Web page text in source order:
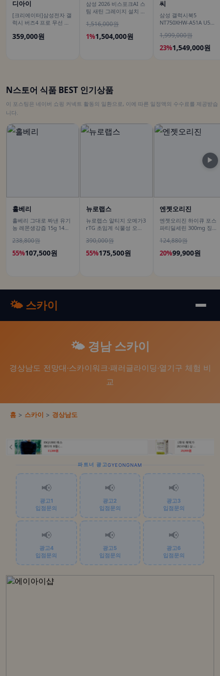
디아이
[크리에이터]삼성전자 갤
럭시 버즈4 프로 무선 블
R640N
359,000원
삼성 2026 비스포크AI 스
팀 새틴 그레이지 설치 보
1,516,000원
1%1,504,000원
씨
삼성 갤럭시북5
NT750XHW-A51A U5
용 학생용 노트북
1,999,000원
23%1,549,000원
N스토어 식품 BEST 인기상품
이 포스팅은 네이버 쇼핑 커넥트 활동의 일환으로, 이에 따른 일정액의 수수료를 제공받습
니다.
홀베리
홀베리 그대로 짜낸 유기
농 레몬생강즙 15g 14포,
238,800원
55%107,500원
뉴로랩스
뉴로랩스 알티지 오메가3
rTG 초임계 식물성 오메
캡슐, 6개
390,000원
55%175,500원
엔젯오리진
엔젯오리진 하이큐 포스
파티딜세린 300mg 징코
슐, 5개
124,880원
20%99,900원
▶
🌤️ 스카이
🌤️ 경남 스카이
경상남도 전망대·스카이워크·패러글라이딩·열기구 체험 비
교
홈 > 스카이 > 경상남도
파트너 광고GYEONGNAM
📢
광고1
입점문의
📢
광고2
입점문의
📢
광고3
입점문의
📢
광고4
입점문의
📢
광고5
입점문의
📢
광고6
입점문의